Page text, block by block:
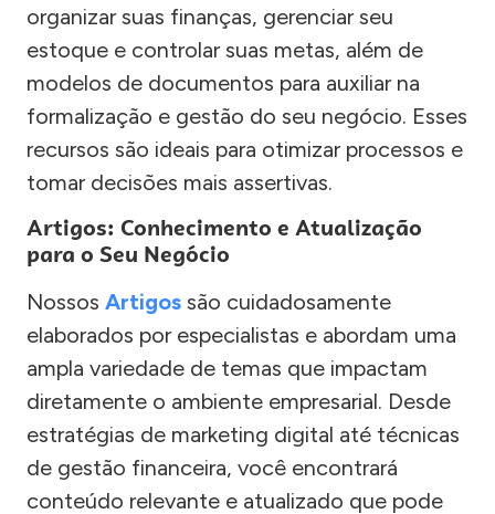
organizar suas finanças, gerenciar seu
estoque e controlar suas metas, além de
modelos de documentos para auxiliar na
formalização e gestão do seu negócio. Esses
recursos são ideais para otimizar processos e
tomar decisões mais assertivas.
Artigos: Conhecimento e Atualização
para o Seu Negócio
Nossos Artigos são cuidadosamente
elaborados por especialistas e abordam uma
ampla variedade de temas que impactam
diretamente o ambiente empresarial. Desde
estratégias de marketing digital até técnicas
de gestão financeira, você encontrará
conteúdo relevante e atualizado que pode